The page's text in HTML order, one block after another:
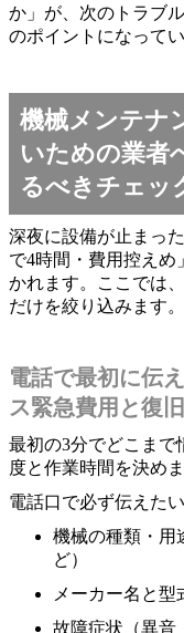
か」が、次のトラブ
のポイントになって
機械メンテナ
いための業者
るべきチェッ
深夜に設備が止まっ
で4時間・費用控え
かれます。ここでは
だけを絞り込みます。
電話で最初に伝
ス緊急費用と復
最初の3分でどこまで
度と作業時間を決めま
電話口で必ず伝えた
機械の種類・用
ど）
メーカー名と型
故障症状（異音